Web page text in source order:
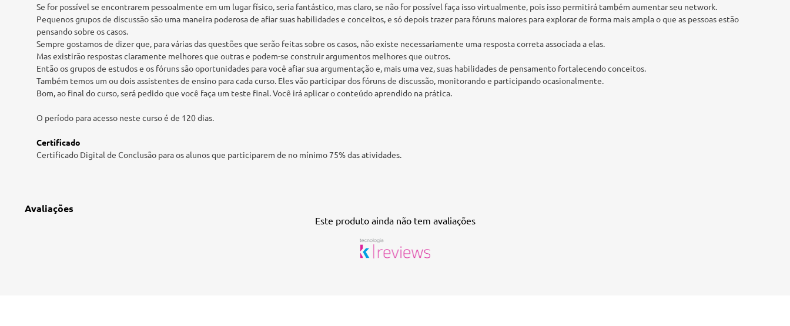
Se for possível se encontrarem pessoalmente em um lugar físico, seria fantástico, mas claro, se não for possível faça isso virtualmente, pois isso permitirá também aumentar seu network.
Pequenos grupos de discussão são uma maneira poderosa de afiar suas habilidades e conceitos, e só depois trazer para fóruns maiores para explorar de forma mais ampla o que as pessoas estão
pensando sobre os casos.
Sempre gostamos de dizer que, para várias das questões que serão feitas sobre os casos, não existe necessariamente uma resposta correta associada a elas.
Mas existirão respostas claramente melhores que outras e podem-se construir argumentos melhores que outros.
Então os grupos de estudos e os fóruns são oportunidades para você afiar sua argumentação e, mais uma vez, suas habilidades de pensamento fortalecendo conceitos.
Também temos um ou dois assistentes de ensino para cada curso. Eles vão participar dos fóruns de discussão, monitorando e participando ocasionalmente.
Bom, ao final do curso, será pedido que você faça um teste final. Você irá aplicar o conteúdo aprendido na prática.
O período para acesso neste curso é de 120 dias.
Certificado
Certificado Digital de Conclusão para os alunos que participarem de no mínimo 75% das atividades.
Avaliações
Este produto ainda não tem avaliações